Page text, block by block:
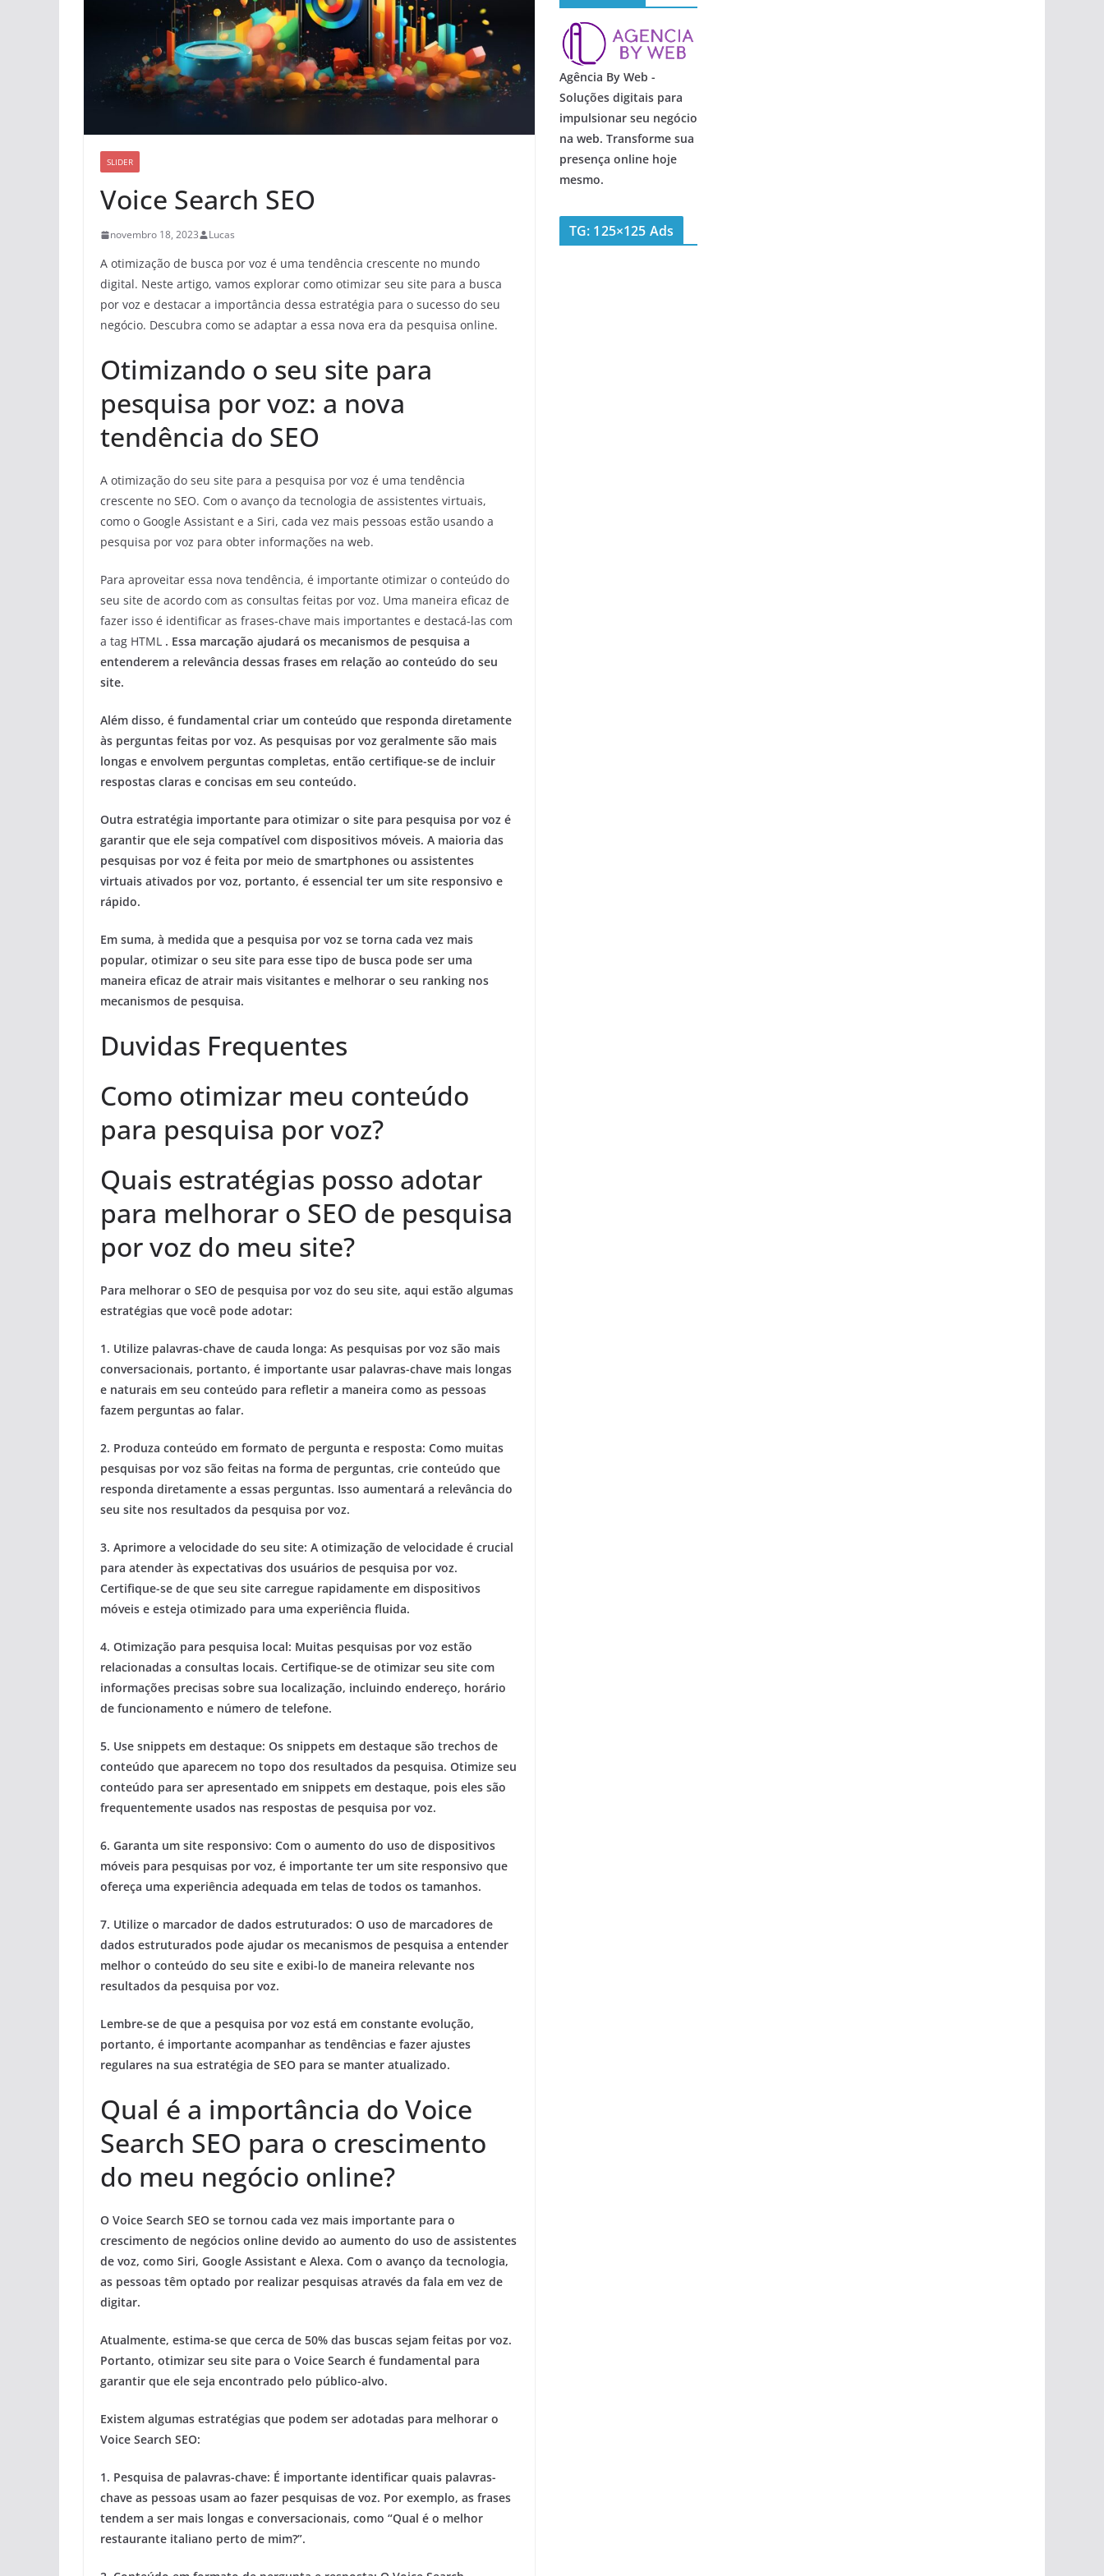
SLIDER
Voice Search SEO
novembro 18, 2023 Lucas
A otimização de busca por voz é uma tendência crescente no mundo
digital. Neste artigo, vamos explorar como otimizar seu site para a busca
por voz e destacar a importância dessa estratégia para o sucesso do seu
negócio. Descubra como se adaptar a essa nova era da pesquisa online.
Otimizando o seu site para
pesquisa por voz: a nova
tendência do SEO
A otimização do seu site para a pesquisa por voz é uma tendência
crescente no SEO. Com o avanço da tecnologia de assistentes virtuais,
como o Google Assistant e a Siri, cada vez mais pessoas estão usando a
pesquisa por voz para obter informações na web.
Para aproveitar essa nova tendência, é importante otimizar o conteúdo do
seu site de acordo com as consultas feitas por voz. Uma maneira eficaz de
fazer isso é identificar as frases-chave mais importantes e destacá-las com
a tag HTML . Essa marcação ajudará os mecanismos de pesquisa a
entenderem a relevância dessas frases em relação ao conteúdo do seu
site.
Além disso, é fundamental criar um conteúdo que responda diretamente
às perguntas feitas por voz. As pesquisas por voz geralmente são mais
longas e envolvem perguntas completas, então certifique-se de incluir
respostas claras e concisas em seu conteúdo.
Outra estratégia importante para otimizar o site para pesquisa por voz é
garantir que ele seja compatível com dispositivos móveis. A maioria das
pesquisas por voz é feita por meio de smartphones ou assistentes
virtuais ativados por voz, portanto, é essencial ter um site responsivo e
rápido.
Em suma, à medida que a pesquisa por voz se torna cada vez mais
popular, otimizar o seu site para esse tipo de busca pode ser uma
maneira eficaz de atrair mais visitantes e melhorar o seu ranking nos
mecanismos de pesquisa.
Duvidas Frequentes
Como otimizar meu conteúdo
para pesquisa por voz?
Quais estratégias posso adotar
para melhorar o SEO de pesquisa
por voz do meu site?
Para melhorar o SEO de pesquisa por voz do seu site, aqui estão algumas
estratégias que você pode adotar:
1. Utilize palavras-chave de cauda longa: As pesquisas por voz são mais
conversacionais, portanto, é importante usar palavras-chave mais longas
e naturais em seu conteúdo para refletir a maneira como as pessoas
fazem perguntas ao falar.
2. Produza conteúdo em formato de pergunta e resposta: Como muitas
pesquisas por voz são feitas na forma de perguntas, crie conteúdo que
responda diretamente a essas perguntas. Isso aumentará a relevância do
seu site nos resultados da pesquisa por voz.
3. Aprimore a velocidade do seu site: A otimização de velocidade é crucial
para atender às expectativas dos usuários de pesquisa por voz.
Certifique-se de que seu site carregue rapidamente em dispositivos
móveis e esteja otimizado para uma experiência fluida.
4. Otimização para pesquisa local: Muitas pesquisas por voz estão
relacionadas a consultas locais. Certifique-se de otimizar seu site com
informações precisas sobre sua localização, incluindo endereço, horário
de funcionamento e número de telefone.
5. Use snippets em destaque: Os snippets em destaque são trechos de
conteúdo que aparecem no topo dos resultados da pesquisa. Otimize seu
conteúdo para ser apresentado em snippets em destaque, pois eles são
frequentemente usados nas respostas de pesquisa por voz.
6. Garanta um site responsivo: Com o aumento do uso de dispositivos
móveis para pesquisas por voz, é importante ter um site responsivo que
ofereça uma experiência adequada em telas de todos os tamanhos.
7. Utilize o marcador de dados estruturados: O uso de marcadores de
dados estruturados pode ajudar os mecanismos de pesquisa a entender
melhor o conteúdo do seu site e exibi-lo de maneira relevante nos
resultados da pesquisa por voz.
Lembre-se de que a pesquisa por voz está em constante evolução,
portanto, é importante acompanhar as tendências e fazer ajustes
regulares na sua estratégia de SEO para se manter atualizado.
Qual é a importância do Voice
Search SEO para o crescimento
do meu negócio online?
O Voice Search SEO se tornou cada vez mais importante para o
crescimento de negócios online devido ao aumento do uso de assistentes
de voz, como Siri, Google Assistant e Alexa. Com o avanço da tecnologia,
as pessoas têm optado por realizar pesquisas através da fala em vez de
digitar.
Atualmente, estima-se que cerca de 50% das buscas sejam feitas por voz.
Portanto, otimizar seu site para o Voice Search é fundamental para
garantir que ele seja encontrado pelo público-alvo.
Existem algumas estratégias que podem ser adotadas para melhorar o
Voice Search SEO:
1. Pesquisa de palavras-chave: É importante identificar quais palavras-
chave as pessoas usam ao fazer pesquisas de voz. Por exemplo, as frases
tendem a ser mais longas e conversacionais, como “Qual é o melhor
restaurante italiano perto de mim?”.
Agência By Web -
Soluções digitais para
impulsionar seu negócio
na web. Transforme sua
presença online hoje
mesmo.
TG: 125×125 Ads